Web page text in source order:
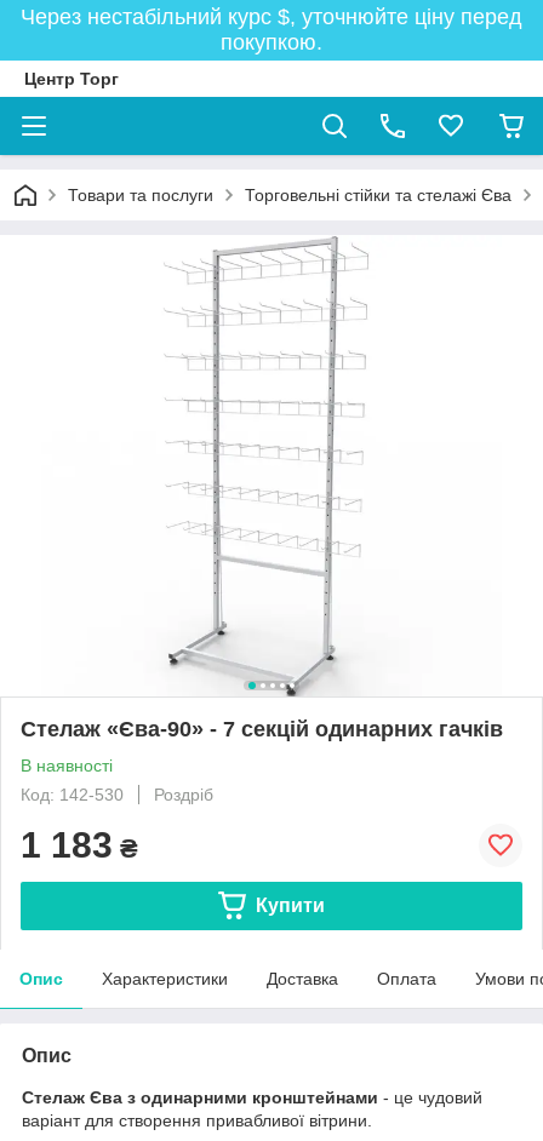
Через нестабільний курс $, уточнюйте ціну перед
покупкою.
Центр Торг
Товари та послуги Торговельні стійки та стелажі Єва
Стелаж «Єва-90» - 7 секцій одинарних гачків
В наявності
Код: 142-530
Роздріб
1 183 ₴
Купити
Опис Характеристики Доставка Оплата Умови
Опис
Стелаж Єва з одинарними кронштейнами - це чудовий
варіант для створення привабливої вітрини.